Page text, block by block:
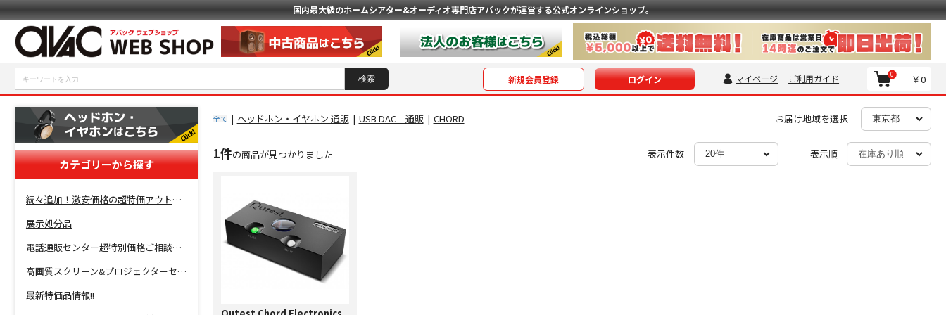
国内最大級のホームシアター&オーディオ専門店アバックが運営する公式オンラインショップ。
新規会員登録 ログイン マイページ ご利用ガイド ￥0
0
カテゴリーから探す
続々追加！激安価格の超特価アウトレットセール開催！
展示処分品
電話通販センター超特別価格ご相談コーナー！
高画質スクリーン&プロジェクターセット超特価！
最新特価品情報!!
全て | ヘッドホン・イヤホン 通販 | USB DAC 通販 | CHORD お届け地域を選択
1件の商品が見つかりました 表示件数 表示順